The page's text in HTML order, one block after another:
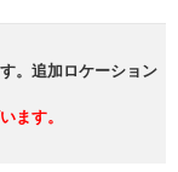
。追加ロケーション
ます。